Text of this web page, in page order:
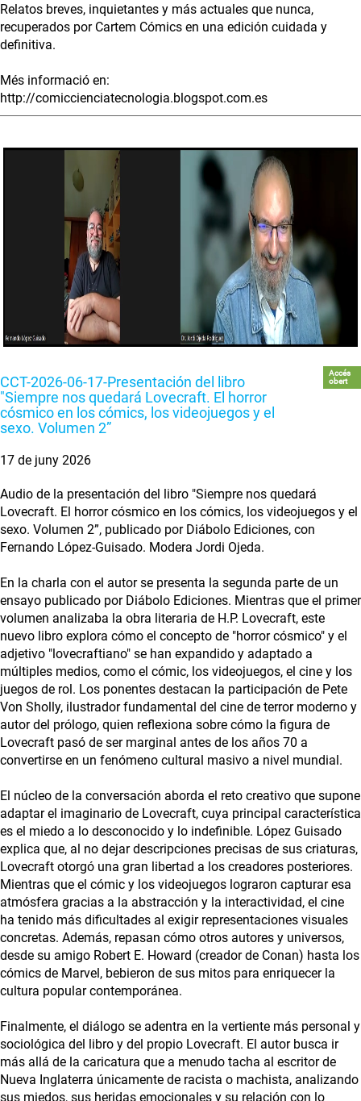
Relatos breves, inquietantes y más actuales que nunca,
recuperados por Cartem Cómics en una edición cuidada y
definitiva.
Més informació en:
http://comiccienciatecnologia.blogspot.com.es
CCT-2026-06-17-Presentación del libro
"Siempre nos quedará Lovecraft. El horror
cósmico en los cómics, los videojuegos y el
sexo. Volumen 2”
Accés
obert
17 de juny 2026
Audio de la presentación del libro "Siempre nos quedará
Lovecraft. El horror cósmico en los cómics, los videojuegos y el
sexo. Volumen 2”, publicado por Diábolo Ediciones, con
Fernando López-Guisado. Modera Jordi Ojeda.
En la charla con el autor se presenta la segunda parte de un
ensayo publicado por Diábolo Ediciones. Mientras que el primer
volumen analizaba la obra literaria de H.P. Lovecraft, este
nuevo libro explora cómo el concepto de "horror cósmico" y el
adjetivo "lovecraftiano" se han expandido y adaptado a
múltiples medios, como el cómic, los videojuegos, el cine y los
juegos de rol. Los ponentes destacan la participación de Pete
Von Sholly, ilustrador fundamental del cine de terror moderno y
autor del prólogo, quien reflexiona sobre cómo la figura de
Lovecraft pasó de ser marginal antes de los años 70 a
convertirse en un fenómeno cultural masivo a nivel mundial.
El núcleo de la conversación aborda el reto creativo que supone
adaptar el imaginario de Lovecraft, cuya principal característica
es el miedo a lo desconocido y lo indefinible. López Guisado
explica que, al no dejar descripciones precisas de sus criaturas,
Lovecraft otorgó una gran libertad a los creadores posteriores.
Mientras que el cómic y los videojuegos lograron capturar esa
atmósfera gracias a la abstracción y la interactividad, el cine
ha tenido más dificultades al exigir representaciones visuales
concretas. Además, repasan cómo otros autores y universos,
desde su amigo Robert E. Howard (creador de Conan) hasta los
cómics de Marvel, bebieron de sus mitos para enriquecer la
cultura popular contemporánea.
Finalmente, el diálogo se adentra en la vertiente más personal y
sociológica del libro y del propio Lovecraft. El autor busca ir
más allá de la caricatura que a menudo tacha al escritor de
Nueva Inglaterra únicamente de racista o machista, analizando
sus miedos, sus heridas emocionales y su relación con lo